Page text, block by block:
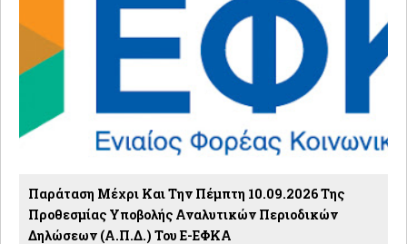
Παράταση Μέχρι Και Την Πέμπτη 10.09.2026 Της
Προθεσμίας Υποβολής Αναλυτικών Περιοδικών
Δηλώσεων (Α.Π.Δ.) Του E-ΕΦΚΑ